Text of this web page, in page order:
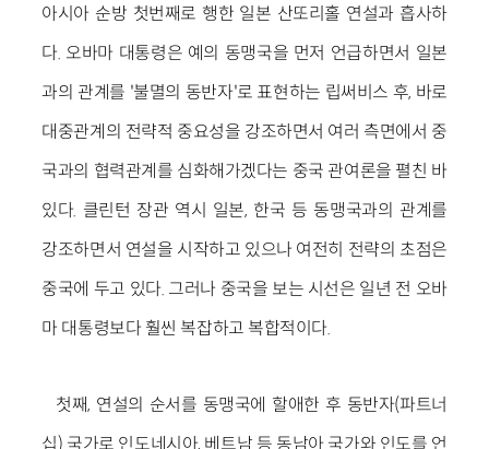
아시아 순방 첫번째로 행한 일본 산또리홀 연설과 흡사하
다. 오바마 대통령은 예의 동맹국을 먼저 언급하면서 일본
과의 관계를 '불멸의 동반자'로 표현하는 립써비스 후, 바로
대중관계의 전략적 중요성을 강조하면서 여러 측면에서 중
국과의 협력관계를 심화해가겠다는 중국 관여론을 펼친 바
있다. 클린턴 장관 역시 일본, 한국 등 동맹국과의 관계를
강조하면서 연설을 시작하고 있으나 여전히 전략의 초점은
중국에 두고 있다. 그러나 중국을 보는 시선은 일년 전 오바
마 대통령보다 훨씬 복잡하고 복합적이다.
첫째, 연설의 순서를 동맹국에 할애한 후 동반자(파트너
십) 국가로 인도네시아, 베트남 등 동남아 국가와 인도를 언